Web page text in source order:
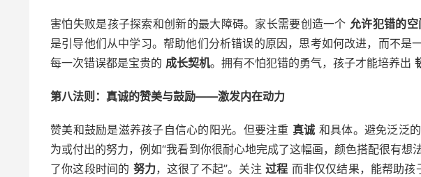
害怕失败是孩子探索和创新的最大障碍。家长需要创造一个 允许犯错的空
是引导他们从中学习。帮助他们分析错误的原因，思考如何改进，而不是
每一次错误都是宝贵的 成长契机。拥有不怕犯错的勇气，孩子才能培养出
第八法则：真诚的赞美与鼓励——激发内在动力
赞美和鼓励是滋养孩子自信心的阳光。但要注重 真诚 和具体。避免泛泛
为或付出的努力，例如“我看到你很耐心地完成了这幅画，颜色搭配很有想
了你这段时间的 努力，这很了不起”。关注 过程 而非仅仅结果，能帮助孩